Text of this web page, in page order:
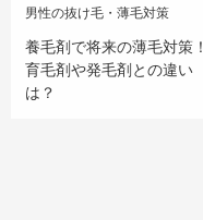
男性の抜け毛・薄毛対策
養毛剤で将来の薄毛対策！
育毛剤や発毛剤との違い
は？